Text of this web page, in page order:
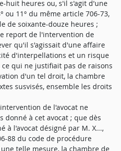
huit heures ou, s'il s'agit d'une
ou 11° du même article 706-73,
de soixante-douze heures ;
report de l'intervention de
qu'il s'agissait d'une affaire
d'interpellations et un risque
qui ne justifiait pas de raisons
d'un tel droit, la chambre
susvisés, ensemble les droits
de l'avocat ne
donné à cet avocat ; que dès
à l'avocat désigné par M. X...,
88 du code de procédure
telle mesure, la chambre de